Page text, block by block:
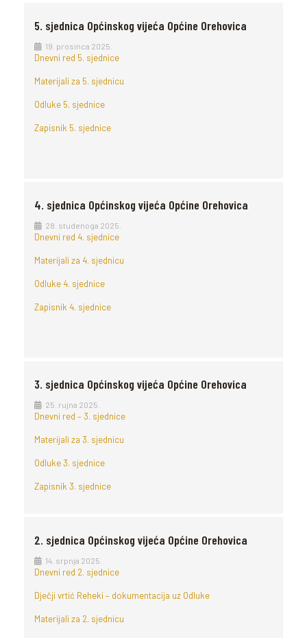
5. sjednica Općinskog vijeća Općine Orehovica
19. prosinca 2025.
Dnevni red 5. sjednice
Materijali za 5. sjednicu
Odluke 5. sjednice
Zapisnik 5. sjednice
4. sjednica Općinskog vijeća Općine Orehovica
28. studenoga 2025.
Dnevni red 4. sjednice
Materijali za 4. sjednicu
Odluke 4. sjednice
Zapisnik 4. sjednice
3. sjednica Općinskog vijeća Općine Orehovica
25. rujna 2025.
Dnevni red – 3. sjednice
Materijali za 3. sjednicu
Odluke 3. sjednice
Zapisnik 3. sjednice
2. sjednica Općinskog vijeća Općine Orehovica
14. srpnja 2025.
Dnevni red 2. sjednice
Dječji vrtić Reheki – dokumentacija uz Odluke
Materijali za 2. sjednicu